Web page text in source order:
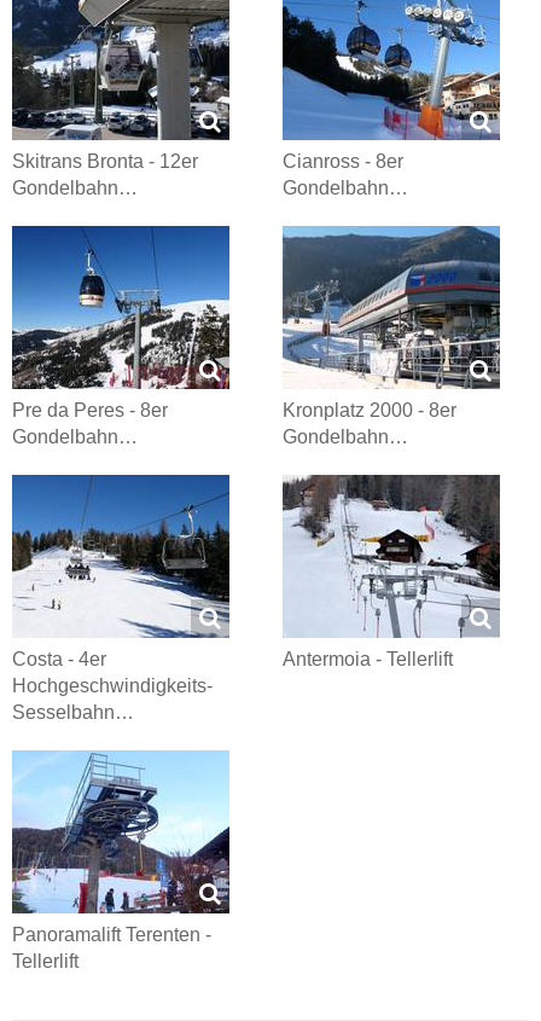
Skitrans Bronta - 12er
Gondelbahn…
Cianross - 8er
Gondelbahn…
Pre da Peres - 8er
Gondelbahn…
Kronplatz 2000 - 8er
Gondelbahn…
Costa - 4er
Hochgeschwindigkeits-
Sesselbahn…
Antermoia - Tellerlift
Panoramalift Terenten -
Tellerlift